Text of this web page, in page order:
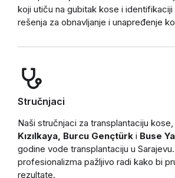
koji utiču na gubitak kose i identifikaciji
rešenja za obnavljanje i unapređenje
Stručnjaci
Naši stručnjaci za transplantaciju kose,
Kızılkaya, Burcu Gençtürk i Buse
godine vode transplantaciju u
profesionalizma pažljivo radi kako bi
rezultate.